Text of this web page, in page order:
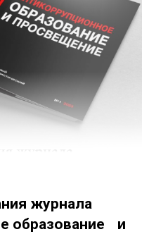
журнала
образование и